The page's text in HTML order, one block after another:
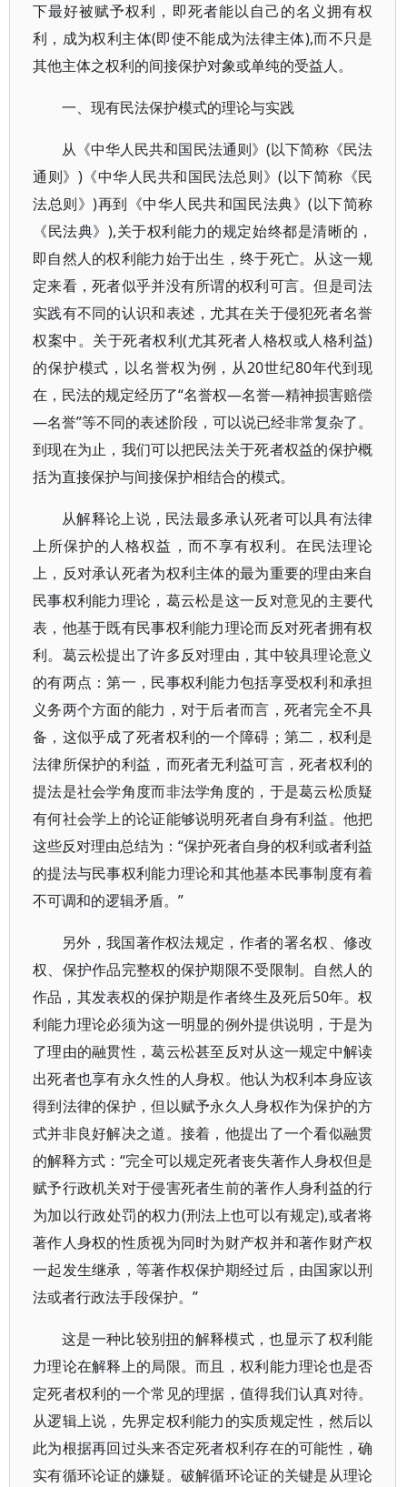
下最好被赋予权利，即死者能以自己的名义拥有权
利，成为权利主体(即使不能成为法律主体),而不只是
其他主体之权利的间接保护对象或单纯的受益人。
一、现有民法保护模式的理论与实践
从《中华人民共和国民法通则》(以下简称《民法
通则》)《中华人民共和国民法总则》(以下简称《民
法总则》)再到《中华人民共和国民法典》(以下简称
《民法典》),关于权利能力的规定始终都是清晰的，
即自然人的权利能力始于出生，终于死亡。从这一规
定来看，死者似乎并没有所谓的权利可言。但是司法
实践有不同的认识和表述，尤其在关于侵犯死者名誉
权案中。关于死者权利(尤其死者人格权或人格利益)
的保护模式，以名誉权为例，从20世纪80年代到现
在，民法的规定经历了“名誉权—名誉—精神损害赔偿
—名誉”等不同的表述阶段，可以说已经非常复杂了。
到现在为止，我们可以把民法关于死者权益的保护概
括为直接保护与间接保护相结合的模式。
从解释论上说，民法最多承认死者可以具有法律
上所保护的人格权益，而不享有权利。在民法理论
上，反对承认死者为权利主体的最为重要的理由来自
民事权利能力理论，葛云松是这一反对意见的主要代
表，他基于既有民事权利能力理论而反对死者拥有权
利。葛云松提出了许多反对理由，其中较具理论意义
的有两点：第一，民事权利能力包括享受权利和承担
义务两个方面的能力，对于后者而言，死者完全不具
备，这似乎成了死者权利的一个障碍；第二，权利是
法律所保护的利益，而死者无利益可言，死者权利的
提法是社会学角度而非法学角度的，于是葛云松质疑
有何社会学上的论证能够说明死者自身有利益。他把
这些反对理由总结为：“保护死者自身的权利或者利益
的提法与民事权利能力理论和其他基本民事制度有着
不可调和的逻辑矛盾。”
另外，我国著作权法规定，作者的署名权、修改
权、保护作品完整权的保护期限不受限制。自然人的
作品，其发表权的保护期是作者终生及死后50年。权
利能力理论必须为这一明显的例外提供说明，于是为
了理由的融贯性，葛云松甚至反对从这一规定中解读
出死者也享有永久性的人身权。他认为权利本身应该
得到法律的保护，但以赋予永久人身权作为保护的方
式并非良好解决之道。接着，他提出了一个看似融贯
的解释方式：“完全可以规定死者丧失著作人身权但是
赋予行政机关对于侵害死者生前的著作人身利益的行
为加以行政处罚的权力(刑法上也可以有规定),或者将
著作人身权的性质视为同时为财产权并和著作财产权
一起发生继承，等著作权保护期经过后，由国家以刑
法或者行政法手段保护。”
这是一种比较别扭的解释模式，也显示了权利能
力理论在解释上的局限。而且，权利能力理论也是否
定死者权利的一个常见的理据，值得我们认真对待。
从逻辑上说，先界定权利能力的实质规定性，然后以
此为根据再回过头来否定死者权利存在的可能性，确
实有循环论证的嫌疑。破解循环论证的关键是从理论